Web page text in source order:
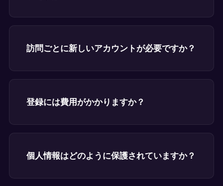
訪問ごとに新しいアカウントが必要ですか？
登録には費用がかかりますか？
個人情報はどのように保護されていますか？